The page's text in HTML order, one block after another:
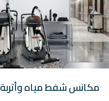
مكانس شفط مياه وأتربة